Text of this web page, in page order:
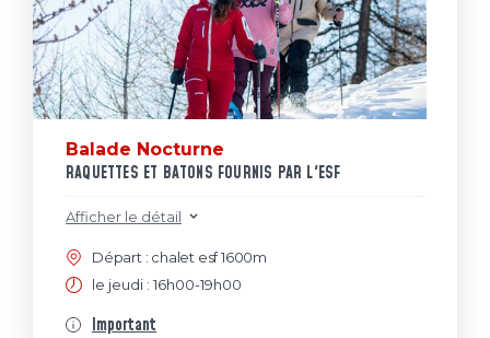
Balade Nocturne
RAQUETTES ET BATONS FOURNIS PAR L'ESF
Afficher le détail
Départ : chalet esf 1600m
le jeudi : 16h00-19h00
Important